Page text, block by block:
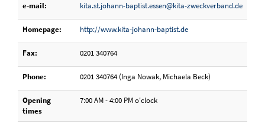
e-mail: kita.st.johann-baptist.essen@kita-zweckverband.de
Homepage: http://www.kita-johann-baptist.de
Fax: 0201 340764
Phone: 0201 340764 (Inga Nowak, Michaela Beck)
Opening
times
7:00 AM - 4:00 PM o'clock